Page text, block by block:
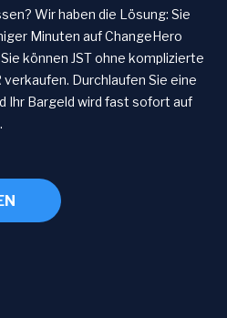
Wir haben die Lösung: Sie
Minuten auf ChangeHero
können JST ohne komplizierte
verkaufen. Durchlaufen Sie eine
Ihr Bargeld wird fast sofort auf